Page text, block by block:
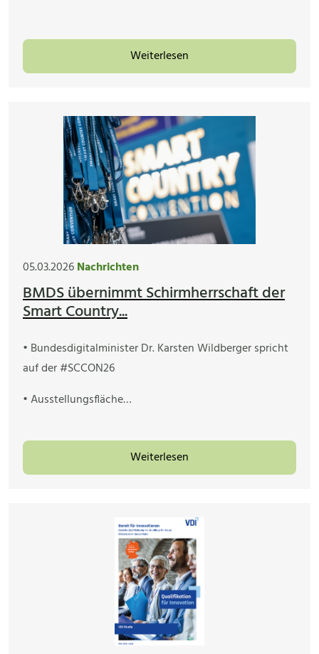
Weiterlesen
05.03.2026Nachrichten
BMDS übernimmt Schirmherrschaft der
Smart Country...
• Bundesdigitalminister Dr. Karsten Wildberger spricht
auf der #SCCON26
• Ausstellungsfläche…
Weiterlesen